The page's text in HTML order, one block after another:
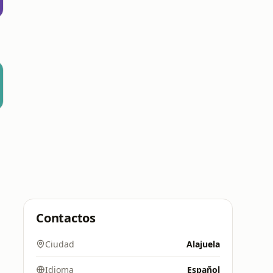
Contactos
Ciudad Alajuela
Idioma Español